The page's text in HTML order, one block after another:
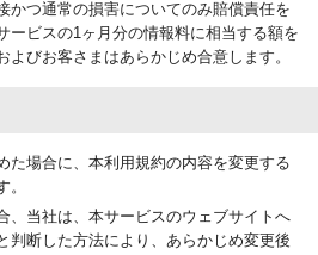
かつ通常の損害についてのみ賠償責任を
ービスの1ヶ月分の情報料に相当する額を
よびお客さまはあらかじめ合意します。
た場合に、本利用規約の内容を変更する
。
、当社は、本サービスのウェブサイトへ
判断した方法により、あらかじめ変更後